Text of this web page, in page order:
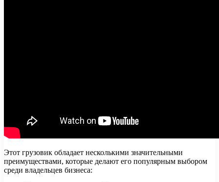
Этот грузовик обладает несколькими значительными
преимуществами, которые делают его популярным выбором
среди владельцев бизнеса: